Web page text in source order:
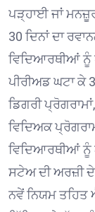
ਪੜ੍ਹਾਈ ਜਾਂ
30 ਦਿਨਾਂ ਦਾ
ਵਿਦਿਆਰਥੀਆਂ ਨੂੰ
ਪੀਰੀਅਡ ਘਟਾ ਕੇ
ਡਿਗਰੀ
ਵਿਦਿਅਕ
ਵਿਦਿਆਰਥੀਆਂ
ਸਟੇਅ ਦੀ ਅਰਜ਼ੀ
ਨਵੇਂ ਨਿਯਮ ਤਹਿਤ